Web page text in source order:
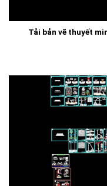
Tải bản vẽ thuyết